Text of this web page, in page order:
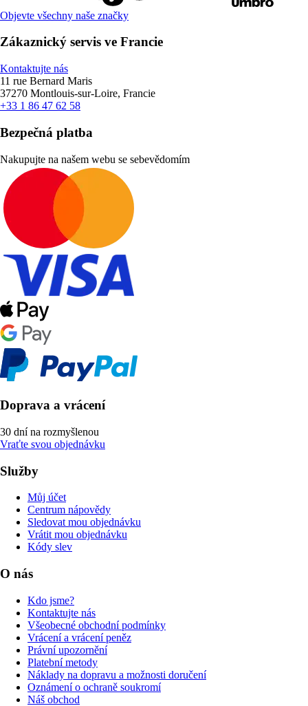
Objevte všechny naše značky
Zákaznický servis ve Francie
Kontaktujte nás
11 rue Bernard Maris
37270 Montlouis-sur-Loire, Francie
+33 1 86 47 62 58
Bezpečná platba
Nakupujte na našem webu se sebevědomím
Doprava a vrácení
30 dní na rozmyšlenou
Vraťte svou objednávku
Služby
Můj účet
Centrum nápovědy
Sledovat mou objednávku
Vrátit mou objednávku
Kódy slev
O nás
Kdo jsme?
Kontaktujte nás
Všeobecné obchodní podmínky
Vrácení a vrácení peněz
Právní upozornění
Platební metody
Náklady na dopravu a možnosti doručení
Oznámení o ochraně soukromí
Náš obchod